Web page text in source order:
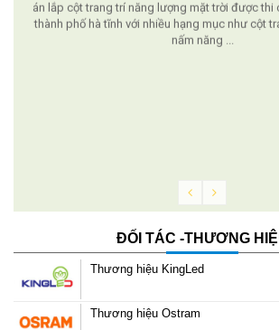
án lắp cột trang trí năng lượng mặt trời được thi
thành phố hà tĩnh với nhiều hạng mục như cột
nấm năng ...
ĐỐI TÁC -THƯƠNG
Thương hiệu KingLed
Thương hiệu Ostram